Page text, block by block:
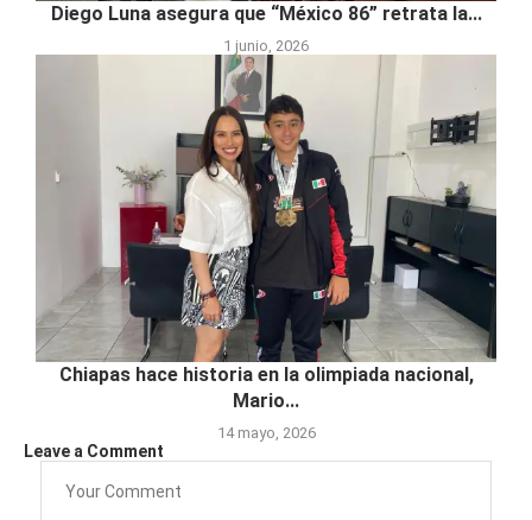
Diego Luna asegura que “México 86” retrata la...
1 junio, 2026
Chiapas hace historia en la olimpiada nacional,
Mario...
14 mayo, 2026
Leave a Comment